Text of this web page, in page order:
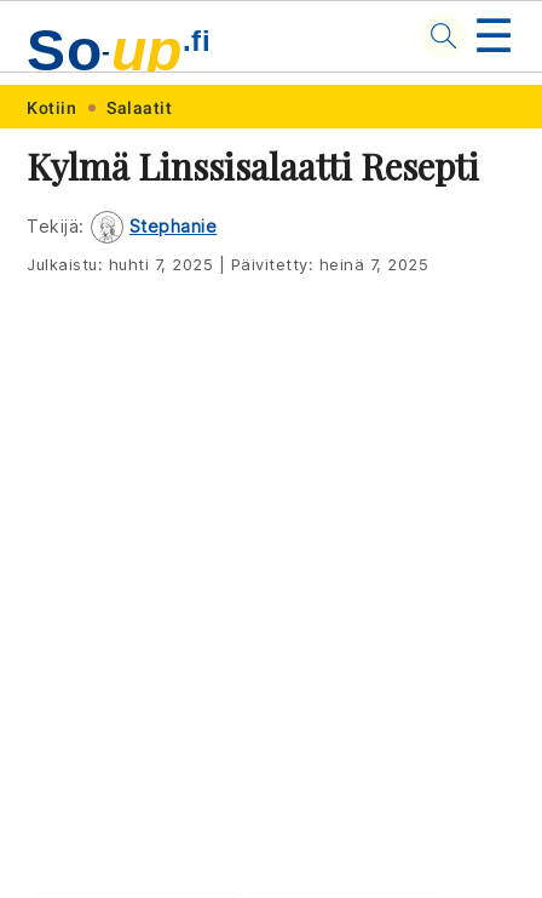
Skip
primary
navigation
Skip
main
content
Skip
primary
sidebar
Skip
footer
So-up.fi ☰
Kotiin Salaatit
Kylmä Linssisalaatti Resepti
Tekijä: Stephanie
Julkaistu: huhti 7, 2025 Päivitetty: heinä 7, 2025